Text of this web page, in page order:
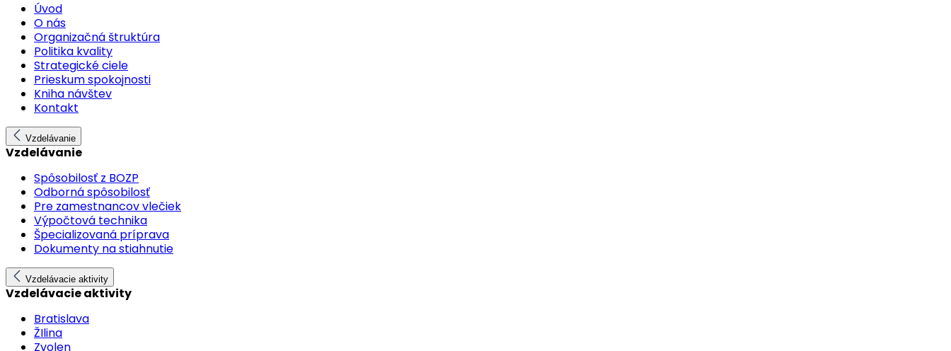
Úvod
O nás
Organizačná štruktúra
Politika kvality
Strategické ciele
Prieskum spokojnosti
Kniha návštev
Kontakt
Vzdelávanie
Vzdelávanie
Spôsobilosť z BOZP
Odborná spôsobilosť
Pre zamestnancov vlečiek
Výpočtová technika
Špecializovaná príprava
Dokumenty na stiahnutie
Vzdelávacie aktivity
Vzdelávacie aktivity
Bratislava
ŽIlina
Zvolen